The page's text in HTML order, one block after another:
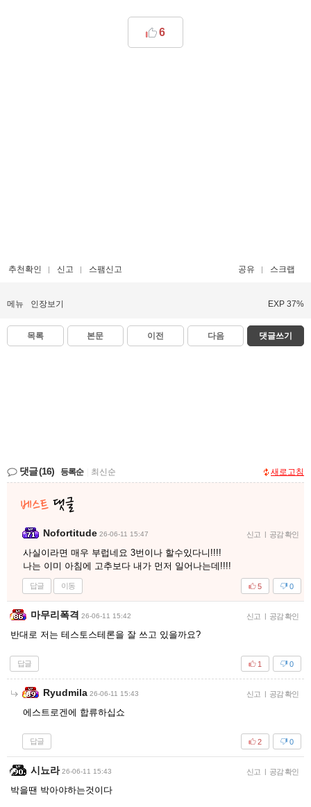
6
추천확인 신고 스팸신고 공유 스크랩
메뉴 인장보기 EXP 37%
목록 본문 이전 다음 댓글쓰기
댓글(16) 등록순 최신순 새로고침
Nofortitude 26-06-11 15:47 신고 | 공감 확인
사실이라면 매우 부럽네요 3번이나 할수있다니!!!!
나는 이미 아침에 고추보다 내가 먼저 일어나는데!!!!
답글 이동 0
5
마무리폭격 26-06-11 15:42 신고 | 공감 확인
반대로 저는 테스토스테론을 잘 쓰고 있을까요?
답글 0
1
Ryudmila 26-06-11 15:43 신고 | 공감 확인
에스트로겐에 합류하십쇼
답글 0
2
시뇨라 26-06-11 15:43 신고 | 공감 확인
박을땐 박아야하는것이다